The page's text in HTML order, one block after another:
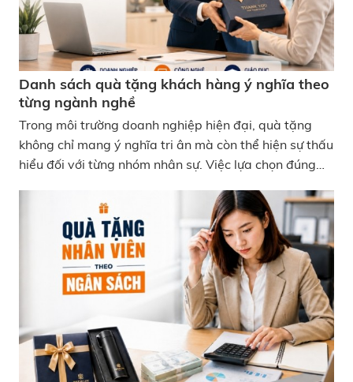
Danh sách quà tặng khách hàng ý nghĩa theo
từng ngành nghề
Trong môi trường doanh nghiệp hiện đại, quà tặng
không chỉ mang ý nghĩa tri ân mà còn thể hiện sự thấu
hiểu đối với từng nhóm nhân sự. Việc lựa chọn đúng
dụng. Chính vì vậy, xu hướng quà tặng khách hàng ý
nghĩa ngày càng được nhiều doanh nghiệp áp dụng
trong các dịp lễ. Thay vì lựa chọn các món quà đại
trà, việc cá nhân hóa theo ngành nghề giúp nâng cao
trải nghiệm và mức độ gắn kết của nhân viên. Gợi Ý
Quà Tặng Theo Ngành Nghề Phù Hợp Và Ý Nghĩa